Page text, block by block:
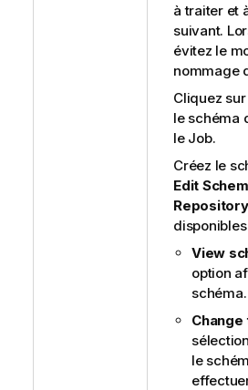
à traiter et
suivant.
évitez le
nommage
Cliquez sur
le schéma
le Job.
Créez le
Edit
Repository
disponibles
View
option
schéma.
le